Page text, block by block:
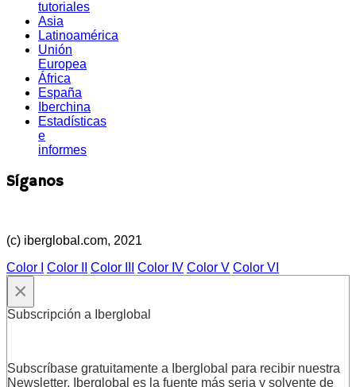
tutoriales
Asia
Latinoamérica
Unión
Europea
África
España
Iberchina
Estadísticas
e
informes
Síganos
(c) iberglobal.com, 2021
Color I
Color II Color III Color IV Color V Color VI
×
Subscripción a Iberglobal
Subscríbase gratuitamente a Iberglobal para recibir nuestra
Newsletter. Iberglobal es la fuente más seria y solvente de